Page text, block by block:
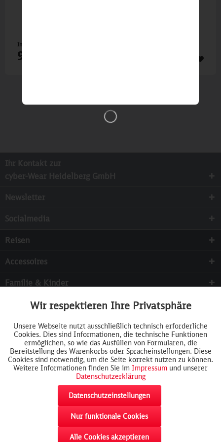
Inhalt
99,95 €
Ihr Kontakt zur
cyber-Wear Heidelberg GmbH
Newsletter
Socialmedia
Reisen
Accessoires
Familie & Kinder
Sammeln
Services
Funktionale Aktiv
Tracking Inaktiv
Wir respektieren Ihre Privatsphäre
Unsere Webseite nutzt ausschließlich technisch erforderliche
Cookies. Dies sind Informationen, die technische Funktionen
ermöglichen, so wie das Ausfüllen von Formularen, die
Bereitstellung des Warenkorbs oder Spracheinstellungen. Diese
Cookies sind notwendig, um die Seite korrekt nutzen zu können.
Weitere Informationen finden Sie im Impressum und unserer
Datenschutzerklärung
Datenschutzeinstellungen
Nur funktionale Cookies
akzeptieren
Alle Cookies akzeptieren